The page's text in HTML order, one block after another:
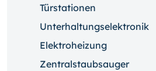
Türstationen
Unterhaltungselektronik
Elektroheizung
Zentralstaubsauger